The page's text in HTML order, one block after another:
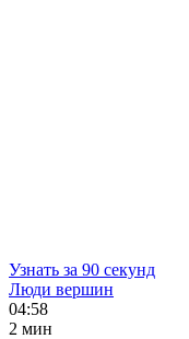
Узнать за 90 секунд
Люди вершин
04:58
2 мин